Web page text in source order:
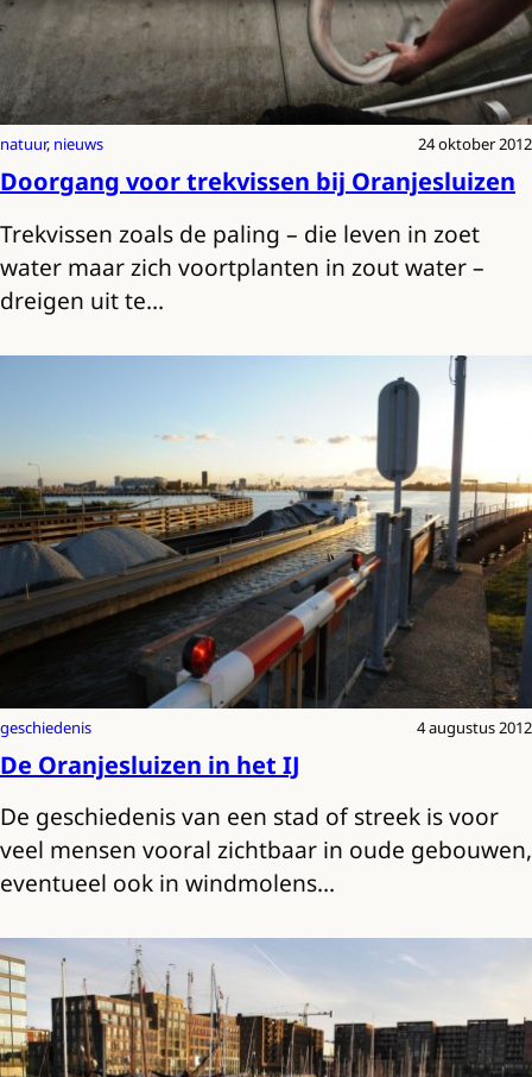
natuur, nieuws 24 oktober 2012
Doorgang voor trekvissen bij Oranjesluizen
Trekvissen zoals de paling – die leven in zoet
water maar zich voortplanten in zout water –
dreigen uit te…
geschiedenis 4 augustus 2012
De Oranjesluizen in het IJ
De geschiedenis van een stad of streek is voor
veel mensen vooral zichtbaar in oude gebouwen,
eventueel ook in windmolens…